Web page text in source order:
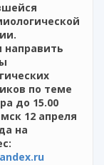
направить
по теме
до 15.00
12 апреля
на